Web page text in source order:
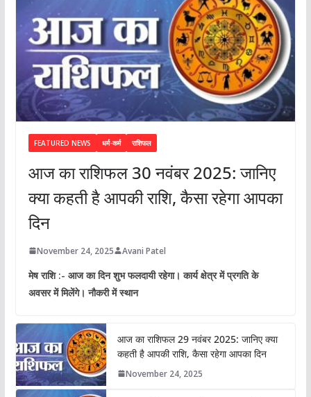
FEATURED NEWS धर्म-कर्म राशिफल
आज का राशिफल 30 नवंबर 2025: जानिए
क्या कहती है आपकी राशि, कैसा रहेगा आपका
दिन
November 24, 2025 Avani Patel
मेष राशि :- आज का दिन शुभ फलदायी रहेगा। कार्य क्षेत्र में प्रगति के
अवसर में मिलेंगे। नौकरी में स्थान
आज का राशिफल 29 नवंबर 2025: जानिए क्या
कहती है आपकी राशि, कैसा रहेगा आपका दिन
November 24, 2025